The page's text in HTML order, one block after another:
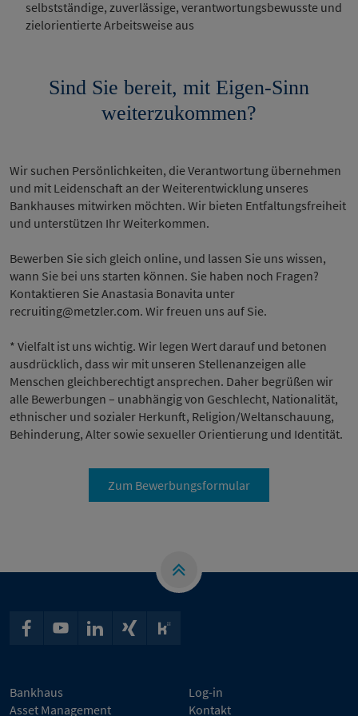
selbstständige, zuverlässige, verantwortungsbewusste und
zielorientierte Arbeitsweise aus
Sind Sie bereit, mit Eigen-Sinn
weiterzukommen?
Wir suchen Persönlichkeiten, die Verantwortung übernehmen
und mit Leidenschaft an der Weiterentwicklung unseres
Bankhauses mitwirken möchten. Wir bieten Entfaltungsfreiheit
und unterstützen Ihr Weiterkommen.
Bewerben Sie sich gleich online, und lassen Sie uns wissen,
wann Sie bei uns starten können. Sie haben noch Fragen?
Kontaktieren Sie Anastasia Bonavita unter
recruiting@metzler.com. Wir freuen uns auf Sie.
* Vielfalt ist uns wichtig. Wir legen Wert darauf und betonen
ausdrücklich, dass wir mit unseren Stellenanzeigen alle
Menschen gleichberechtigt ansprechen. Daher begrüßen wir
alle Bewerbungen – unabhängig von Geschlecht, Nationalität,
ethnischer und sozialer Herkunft, Religion/Weltanschauung,
Behinderung, Alter sowie sexueller Orientierung und Identität.
Zum Bewerbungsformular
Bankhaus
Asset Management
Log-in
Kontakt